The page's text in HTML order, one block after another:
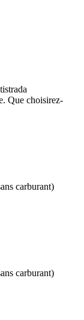
Que choisirez-
carburant)
carburant)